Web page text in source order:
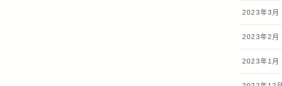
2023年3月
2023年2月
2023年1月